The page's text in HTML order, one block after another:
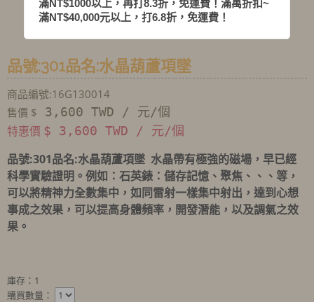
品號:301品名:水晶葫蘆項墜
商品編號:16G130014
售價 $ 3,600 TWD / 元/個
特惠價 $ 3,600 TWD / 元/個
品號:301品名:水晶葫蘆項墜 水晶帶有極強的磁場，早已經
科學實驗證明。例如：石英錶：儲存記憶、聚焦、、、等，
可以將精神力全數集中，如同雷射一樣集中射出，達到心想
事成之效果，可以提高身體頻率，開發潛能，以及調氣之效
果。
庫存：1
購買數量：
滿NT$1000以上，再打8.3折，免運費！滿萬折扣~
滿NT$40,000元以上，打6.8折，免運費！